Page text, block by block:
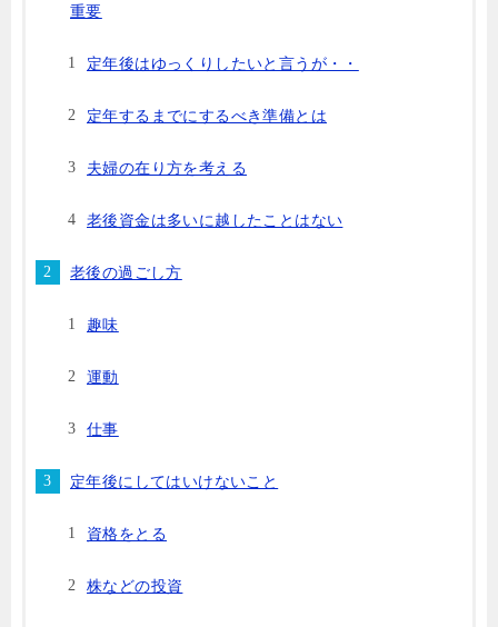
重要
定年後はゆっくりしたいと言うが・・
定年するまでにするべき準備とは
夫婦の在り方を考える
老後資金は多いに越したことはない
老後の過ごし方
趣味
運動
仕事
定年後にしてはいけないこと
資格をとる
株などの投資